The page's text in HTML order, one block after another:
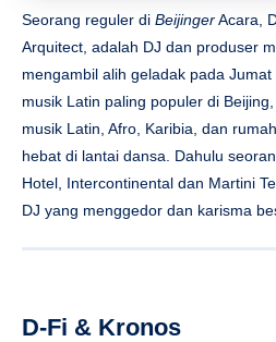
Seorang reguler di BeijingerAcara,
Arquitect, adalah DJ dan produser
mengambil alih geladak pada
musik Latin paling populer di
musik Latin, Afro, Karibia, dan
hebat di lantai dansa. Dahulu
Hotel, Intercontinental dan Martini
DJ yang menggedor dan karisma
D-Fi & Kronos